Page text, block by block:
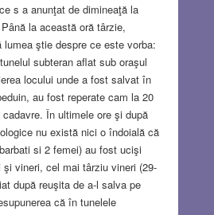
s a anunţat de dimineaţă la
la această oră târzie,
lumea ştie despre ce este vorba:
subteran aflat sub oraşul
locului unde a fost salvat în
au fost reperate cam la 20
În ultimele ore şi după
nu există nici o îndoială că
si 2 femei) au fost ucişi
vineri, cel mai târziu vineri (29-
după reuşita de a-l salva pe
că în tunelele